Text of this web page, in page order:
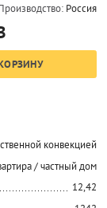
Россия
конвекцией
/ частный дом
12,42